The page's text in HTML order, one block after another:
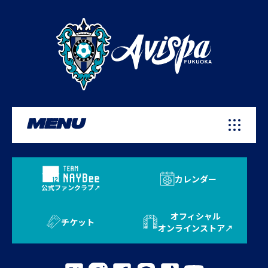
MENU
公式ファンクラブ
カレンダー
チケット
オフィシャル
オンラインストア